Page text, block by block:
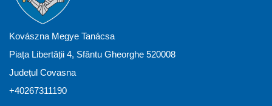
Kovászna Megye Tanácsa
Piața Libertății 4, Sfântu Gheorghe 520008
Județul Covasna
+40267311190